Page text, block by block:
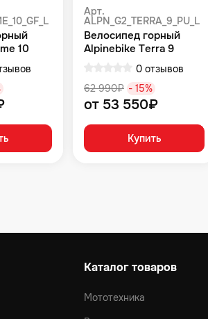
10
Арт.
ALPN_G2_TERRA_9_PU_L
Велосипед горный
Alpinebike Terra 9
фиолетовый космос
0 отзывов
62 990₽ - 15%
от 53 550₽
Купить
Каталог товаров
Мототехника